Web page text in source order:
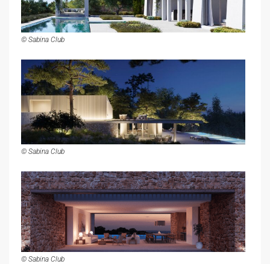
© Sabina Club
© Sabina Club
© Sabina Club